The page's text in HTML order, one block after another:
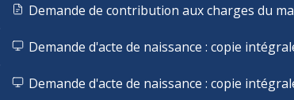
Demande de contribution aux charges du
Demande d'acte de naissance : copie
Demande d'acte de naissance : copie